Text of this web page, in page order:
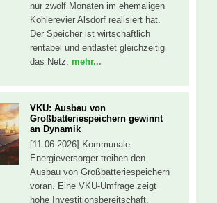
nur zwölf Monaten im ehemaligen
Kohlerevier Alsdorf realisiert hat.
Der Speicher ist wirtschaftlich
rentabel und entlastet gleichzeitig
das Netz. mehr...
VKU: Ausbau von
Großbatteriespeichern gewinnt
an Dynamik
[11.06.2026] Kommunale
Energieversorger treiben den
Ausbau von Großbatteriespeichern
voran. Eine VKU-Umfrage zeigt
hohe Investitionsbereitschaft,